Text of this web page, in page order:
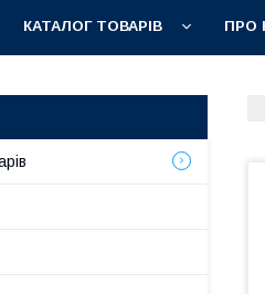
КАТАЛОГ ТОВАРІВ ПРО